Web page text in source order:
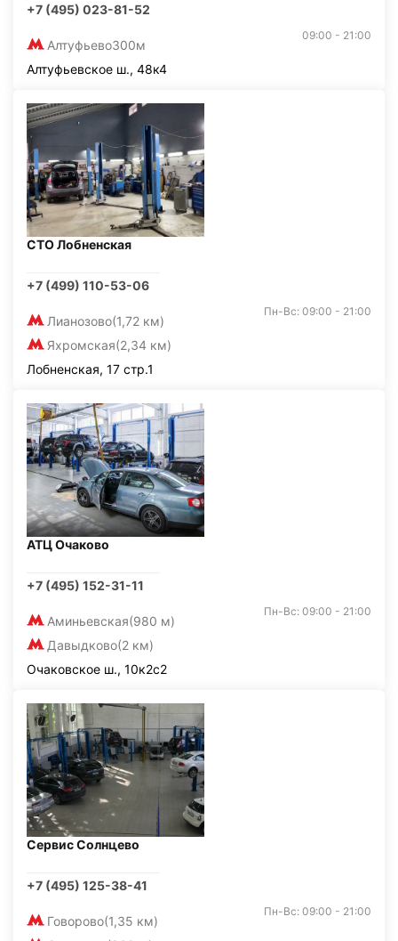
+7 (495) 023-81-52
Алтуфьево300м
09:00 - 21:00
Алтуфьевское ш., 48к4
СТО Лобненская
+7 (499) 110-53-06
Лианозово(1,72 км)
Яхромская(2,34 км)
Пн-Вс: 09:00 - 21:00
Лобненская, 17 стр.1
АТЦ Очаково
+7 (495) 152-31-11
Аминьевская(980 м)
Давыдково(2 км)
Пн-Вс: 09:00 - 21:00
Очаковское ш., 10к2с2
Сервис Солнцево
+7 (495) 125-38-41
Говорово(1,35 км)
Пн-Вс: 09:00 - 21:00